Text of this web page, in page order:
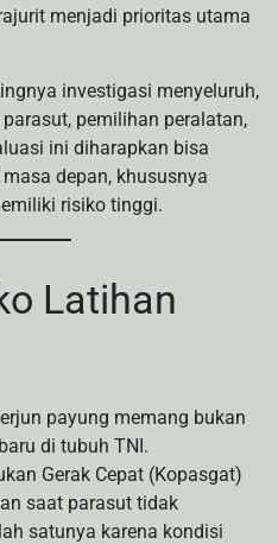
menjadi prioritas utama
investigasi menyeluruh,
pemilihan peralatan,
ini diharapkan bisa
depan, khususnya
risiko tinggi.
Latihan
payung memang bukan
di tubuh TNI.
Gerak Cepat (Kopasgat)
saat parasut tidak
satunya karena kondisi